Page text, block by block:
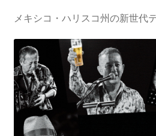
メキシコ・ハリスコ州の新世代